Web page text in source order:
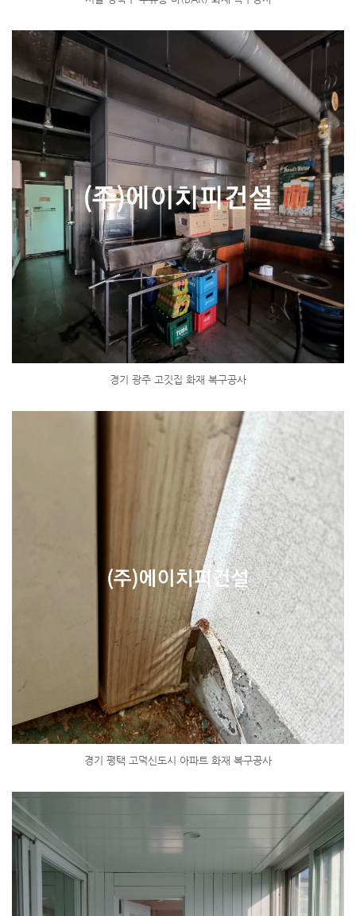
경기 광주 고깃집 화재 복구공사
경기 평택 고덕신도시 아파트 화재 복구공사